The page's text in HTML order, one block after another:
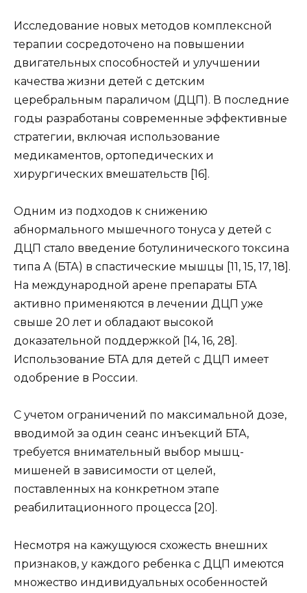
Исследование новых методов комплексной
терапии сосредоточено на повышении
двигательных способностей и улучшении
качества жизни детей с детским
церебральным параличом (ДЦП). В последние
годы разработаны современные эффективные
стратегии, включая использование
медикаментов, ортопедических и
хирургических вмешательств [16].
Одним из подходов к снижению
абнормального мышечного тонуса у детей с
ДЦП стало введение ботулинического токсина
типа А (БТА) в спастические мышцы [11, 15, 17, 18].
На международной арене препараты БТА
активно применяются в лечении ДЦП уже
свыше 20 лет и обладают высокой
доказательной поддержкой [14, 16, 28].
Использование БТА для детей с ДЦП имеет
одобрение в России.
С учетом ограничений по максимальной дозе,
вводимой за один сеанс инъекций БТА,
требуется внимательный выбор мышц-
мишеней в зависимости от целей,
поставленных на конкретном этапе
реабилитационного процесса [20].
Несмотря на кажущуюся схожесть внешних
признаков, у каждого ребенка с ДЦП имеются
множество индивидуальных особенностей